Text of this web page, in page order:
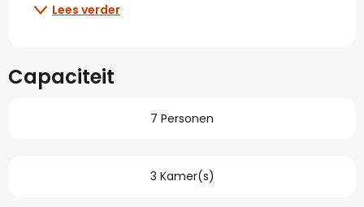
Lees verder
Capaciteit
7 Personen
3 Kamer(s)